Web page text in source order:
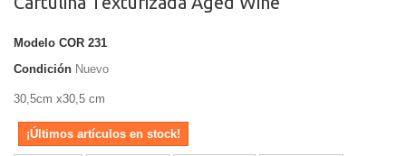
Modelo COR 231
Condición Nuevo
30,5cm x30,5 cm
¡Últimos artículos en stock!